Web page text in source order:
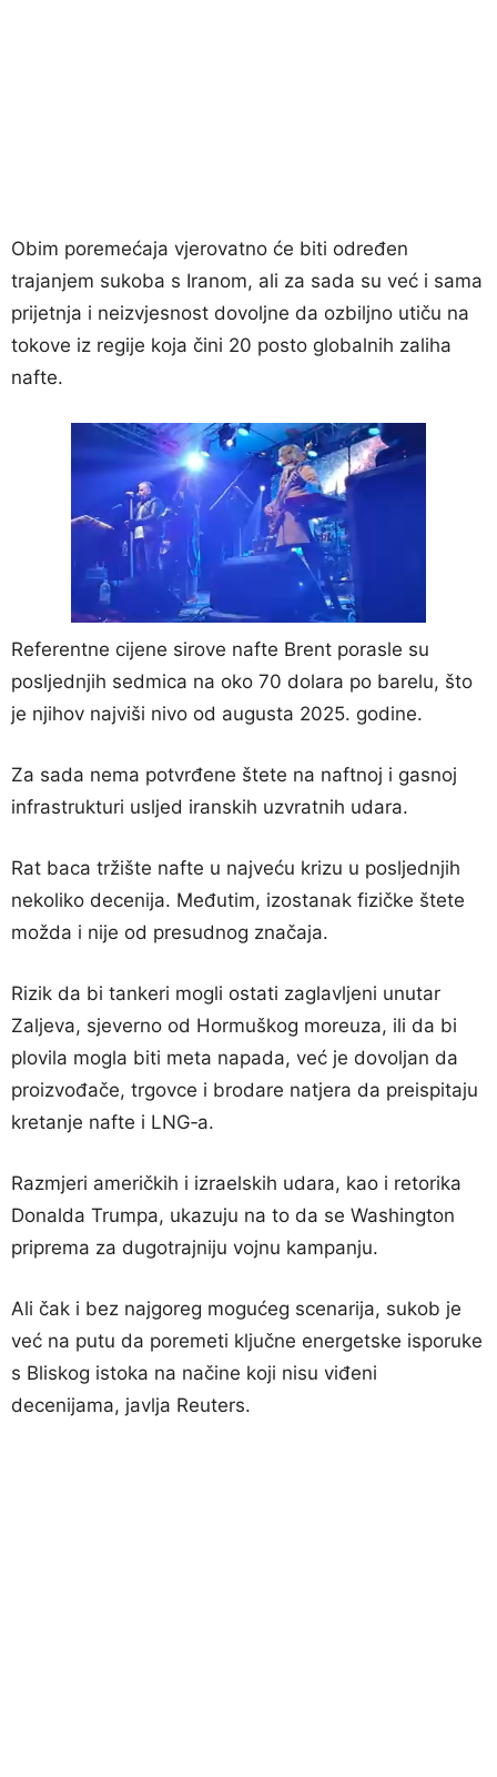
Obim poremećaja vjerovatno će biti određen
trajanjem sukoba s Iranom, ali za sada su već i sama
prijetnja i neizvjesnost dovoljne da ozbiljno utiču na
tokove iz regije koja čini 20 posto globalnih zaliha
nafte.
Referentne cijene sirove nafte Brent porasle su
posljednjih sedmica na oko 70 dolara po barelu, što
je njihov najviši nivo od augusta 2025. godine.
Za sada nema potvrđene štete na naftnoj i gasnoj
infrastrukturi usljed iranskih uzvratnih udara.
Rat baca tržište nafte u najveću krizu u posljednjih
nekoliko decenija. Međutim, izostanak fizičke štete
možda i nije od presudnog značaja.
Rizik da bi tankeri mogli ostati zaglavljeni unutar
Zaljeva, sjeverno od Hormuškog moreuza, ili da bi
plovila mogla biti meta napada, već je dovoljan da
proizvođače, trgovce i brodare natjera da preispitaju
kretanje nafte i LNG‑a.
Razmjeri američkih i izraelskih udara, kao i retorika
Donalda Trumpa, ukazuju na to da se Washington
priprema za dugotrajniju vojnu kampanju.
Ali čak i bez najgoreg mogućeg scenarija, sukob je
već na putu da poremeti ključne energetske isporuke
s Bliskog istoka na načine koji nisu viđeni
decenijama, javlja Reuters.